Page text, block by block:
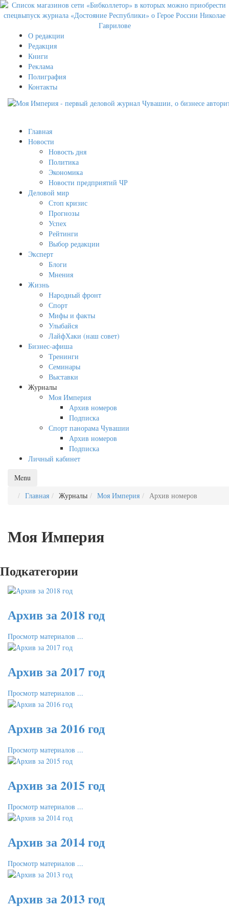
О редакции
Редакция
Книги
Реклама
Полиграфия
Контакты
Главная
Новости
Новость дня
Политика
Экономика
Новости предприятий ЧР
Деловой мир
Стоп кризис
Прогнозы
Успех
Рейтинги
Выбор редакции
Эксперт
Блоги
Мнения
Жизнь
Народный фронт
Спорт
Мифы и факты
Улыбайся
ЛайфХаки (наш совет)
Бизнес-афиша
Тренинги
Семинары
Выставки
Журналы
Моя Империя
Архив номеров
Подписка
Спорт панорама Чувашии
Архив номеров
Подписка
Личный кабинет
Menu
Главная
Журналы Моя Империя Архив номеров
Моя Империя
Подкатегории
Архив за 2018 год
Просмотр материалов ...
Архив за 2017 год
Просмотр материалов ...
Архив за 2016 год
Просмотр материалов ...
Архив за 2015 год
Просмотр материалов ...
Архив за 2014 год
Просмотр материалов ...
Архив за 2013 год